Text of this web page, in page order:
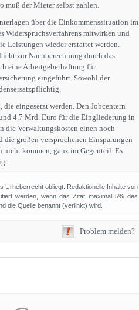
muß der Mieter selbst zahlen.
über die Einkommenssituation im
Widerspruchsverfahrens mitwirken und
Leistungen wieder erstattet werden.
zur Nachberechnung durch das
eine Arbeitgeberhaftung für
eingeführt. Sowohl der
eingesetzt werden. Den Jobcentern
4.7 Mrd. Euro für die Eingliederung in
die Verwaltungskosten einen noch
großen versprochenen Einsparungen
nicht kommen, ganz im Gegenteil. Es
Urheberrecht obliegt. Redaktionelle Inhalte von
werden, wenn das Zitat maximal 5% des
die Quelle benannt (verlinkt) wird.
Problem melden?